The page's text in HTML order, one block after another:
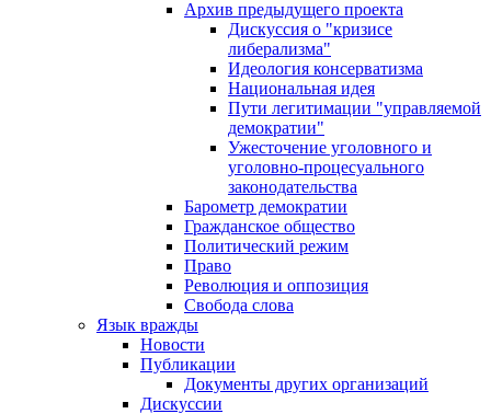
Архив предыдущего проекта
Дискуссия о "кризисе
либерализма"
Идеология консерватизма
Национальная идея
Пути легитимации "управляемой
демократии"
Ужесточение уголовного и
уголовно-процесуального
законодательства
Барометр демократии
Гражданское общество
Политический режим
Право
Революция и оппозиция
Свобода слова
Язык вражды
Новости
Публикации
Документы других организаций
Дискуссии